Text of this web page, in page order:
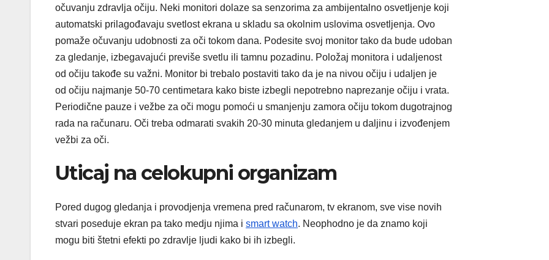
očuvanju zdravlja očiju. Neki monitori dolaze sa senzorima za ambijentalno osvetljenje koji
automatski prilagođavaju svetlost ekrana u skladu sa okolnim uslovima osvetljenja. Ovo
pomaže očuvanju udobnosti za oči tokom dana. Podesite svoj monitor tako da bude udoban
za gledanje, izbegavajući previše svetlu ili tamnu pozadinu. Položaj monitora i udaljenost
od očiju takođe su važni. Monitor bi trebalo postaviti tako da je na nivou očiju i udaljen je
od očiju najmanje 50-70 centimetara kako biste izbegli nepotrebno naprezanje očiju i vrata.
Periodične pauze i vežbe za oči mogu pomoći u smanjenju zamora očiju tokom dugotrajnog
rada na računaru. Oči treba odmarati svakih 20-30 minuta gledanjem u daljinu i izvođenjem
vežbi za oči.
Uticaj na celokupni organizam
Pored dugog gledanja i provodjenja vremena pred računarom, tv ekranom, sve vise novih
stvari poseduje ekran pa tako medju njima i smart watch. Neophodno je da znamo koji
mogu biti štetni efekti po zdravlje ljudi kako bi ih izbegli.